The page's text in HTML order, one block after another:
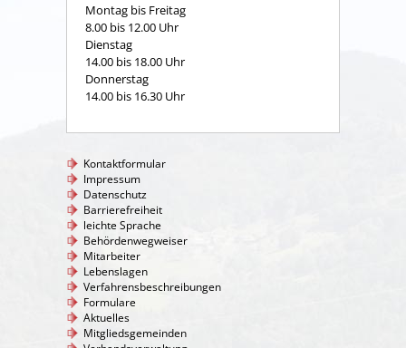
Montag bis Freitag
8.00 bis 12.00 Uhr
Dienstag
14.00 bis 18.00 Uhr
Donnerstag
14.00 bis 16.30 Uhr
Kontaktformular
Impressum
Datenschutz
Barrierefreiheit
leichte Sprache
Behördenwegweiser
Mitarbeiter
Lebenslagen
Verfahrensbeschreibungen
Formulare
Aktuelles
Mitgliedsgemeinden